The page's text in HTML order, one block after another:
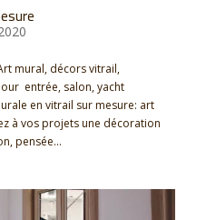
mural, décors vitrail,
entrée, salon, yacht
en vitrail sur mesure: art
à vos projets une décoration
pensée...